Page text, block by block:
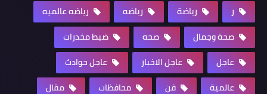
ر
رياضة رياضه
رياضه عالميه
صحة وجمال
صحه
ضبط مخدرات
عاجل
عاجل الاخبار
عاجل حوادث
عالمية
فن محافظات
مقال